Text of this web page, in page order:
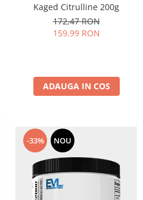
Kaged Citrulline 200g
172,47 RON
159,99 RON
ADAUGA IN COS
-33% NOU